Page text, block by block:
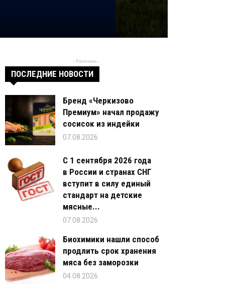
- Реклама -
ПОСЛЕДНИЕ НОВОСТИ
Бренд «Черкизово
Премиум» начал продажу
сосисок из индейки
07.08.2026
С 1 сентября 2026 года
в России и странах СНГ
вступит в силу единый
стандарт на детские
мясные...
07.08.2026
Биохимики нашли способ
продлить срок хранения
мяса без заморозки
04.08.2026